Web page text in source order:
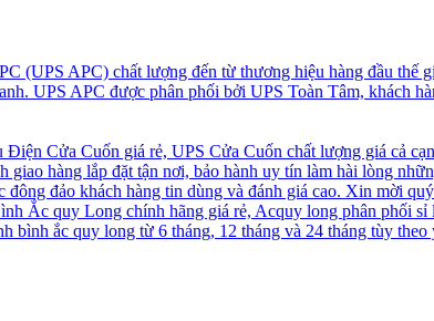
(UPS APC) chất lượng đến từ thương hiệu hàng đầu thế
UPS APC được phân phối bởi UPS Toàn Tâm, khách
Cửa Cuốn giá rẻ, UPS Cửa Cuốn chất lượng giá cả
hàng lắp đặt tận nơi, bảo hành uy tín làm hài lòng
đảo khách hàng tin dùng và đánh giá cao. Xin mời
Ắc quy Long chính hãng giá rẻ, Acquy long phân phối
bình ắc quy long từ 6 tháng, 12 tháng và 24 tháng tùy